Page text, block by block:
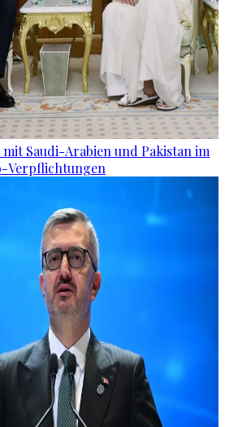
Saudi-Arabien und Pakistan im
Verpflichtungen